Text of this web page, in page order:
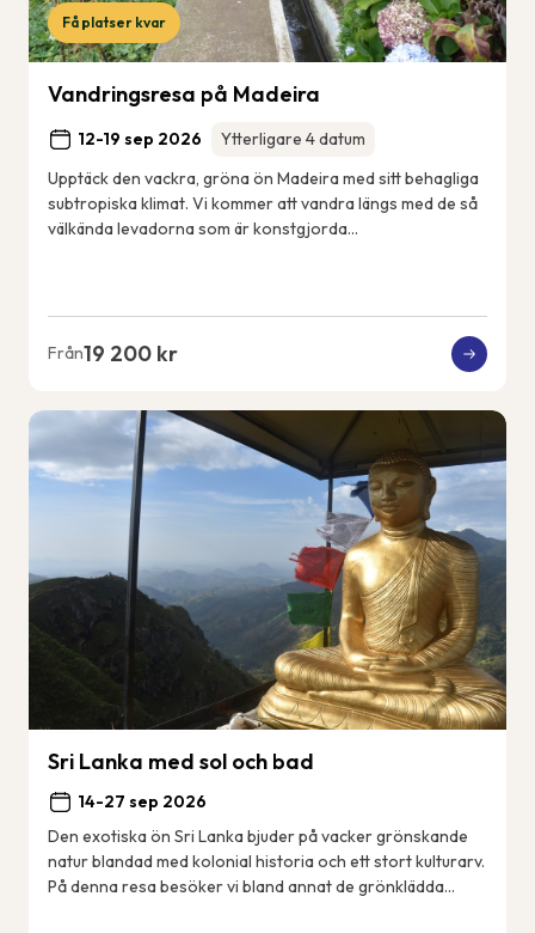
Få platser kvar
Vandringsresa på Madeira
12-19 sep 2026
Ytterligare 4 datum
Upptäck den vackra, gröna ön Madeira med sitt behagliga
subtropiska klimat. Vi kommer att vandra längs med de så
välkända levadorna som är konstgjorda
Från19 200 kr
Sri Lanka med sol och bad
14-27 sep 2026
Den exotiska ön Sri Lanka bjuder på vacker grönskande
natur blandad med kolonial historia och ett stort kulturarv.
På denna resa besöker vi bland annat de grönklädda